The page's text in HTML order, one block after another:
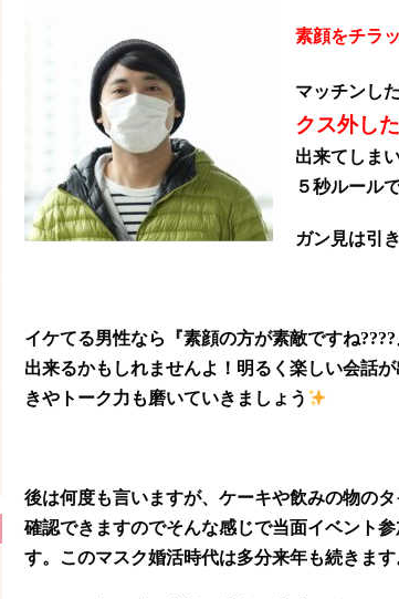
素顔をチラ
マッチンし
クス外し
出来てしま
５秒ルール
ガン見は引
イケてる男性なら『素顔の方が素敵ですね
出来るかもしれませんよ！明るく楽しい会話
きやトーク力も磨いていきましょう
後は何度も言いますが、ケーキや飲みの物の
確認できますのでそんな感じで当面イベント参
す。 このマスク婚活時代は多分来年も続き